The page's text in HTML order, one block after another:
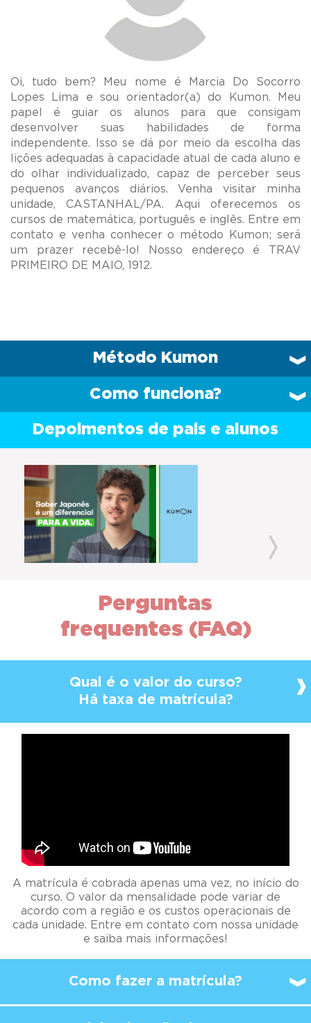
Oi, tudo bem? Meu nome é Marcia Do Socorro
Lopes Lima e sou orientador(a) do Kumon. Meu
papel é guiar os alunos para que consigam
desenvolver suas habilidades de forma
independente. Isso se dá por meio da escolha das
lições adequadas à capacidade atual de cada aluno e
do olhar individualizado, capaz de perceber seus
pequenos avanços diários. Venha visitar minha
unidade, CASTANHAL/PA. Aqui oferecemos os
cursos de matemática, português e inglês. Entre em
contato e venha conhecer o método Kumon; será
um prazer recebê-lo! Nosso endereço é TRAV
Método Kumon
Como funciona?
Depoimentos de pais e alunos
Previous
Perguntas
frequentes (FAQ)
Qual é o valor do curso?
Há taxa de matrícula?
A matrícula é cobrada apenas uma vez, no início do
curso. O valor da mensalidade pode variar de
acordo com a região e os custos operacionais de
cada unidade. Entre em contato com nossa unidade
e saiba mais informações!
Como fazer a matrícula?